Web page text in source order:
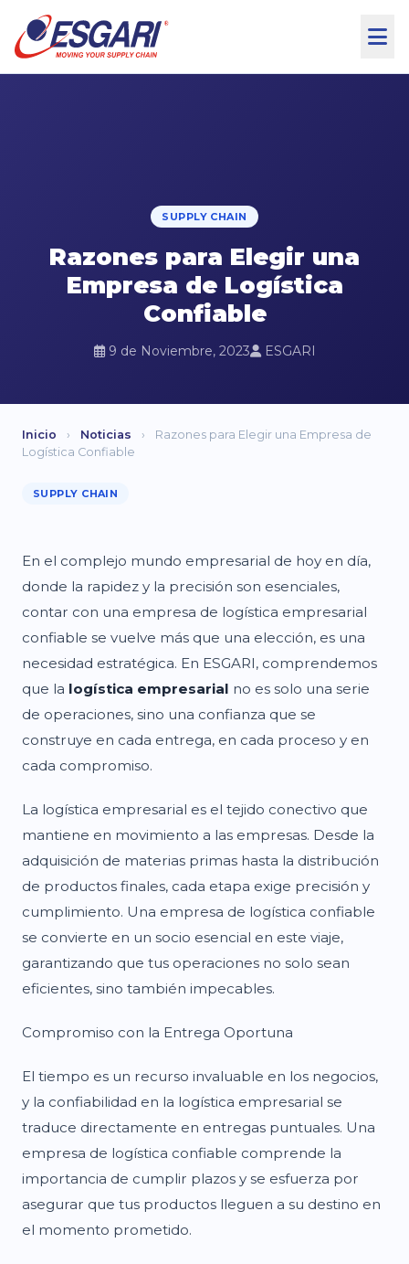
SUPPLY CHAIN
Razones para Elegir una
Empresa de Logística
Confiable
9 de Noviembre, 2023 ESGARI
Inicio › Noticias ›
Razones para Elegir una Empresa de
Logística Confiable
SUPPLY CHAIN
En el complejo mundo empresarial de hoy en día,
donde la rapidez y la precisión son esenciales,
contar con una empresa de logística empresarial
confiable se vuelve más que una elección, es una
necesidad estratégica. En ESGARI, comprendemos
que la logística empresarial no es solo una serie
de operaciones, sino una confianza que se
construye en cada entrega, en cada proceso y en
cada compromiso.
La logística empresarial es el tejido conectivo que
mantiene en movimiento a las empresas. Desde la
adquisición de materias primas hasta la distribución
de productos finales, cada etapa exige precisión y
cumplimiento. Una empresa de logística confiable
se convierte en un socio esencial en este viaje,
garantizando que tus operaciones no solo sean
eficientes, sino también impecables.
Compromiso con la Entrega Oportuna
El tiempo es un recurso invaluable en los negocios,
y la confiabilidad en la logística empresarial se
traduce directamente en entregas puntuales. Una
empresa de logística confiable comprende la
importancia de cumplir plazos y se esfuerza por
asegurar que tus productos lleguen a su destino en
el momento prometido.